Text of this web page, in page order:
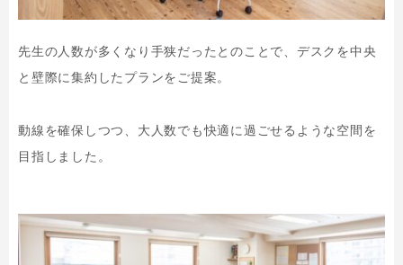
先生の人数が多くなり手狭だったとのことで、デスクを中央
と壁際に集約したプランをご提案。
動線を確保しつつ、大人数でも快適に過ごせるような空間を
目指しました。